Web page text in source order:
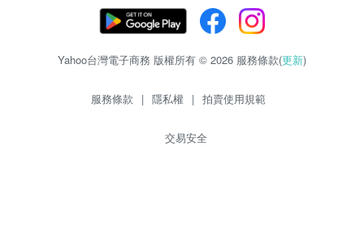
Yahoo台灣電子商務 版權所有 © 2026 服務條款(更新)
服務條款 | 隱私權 | 拍賣使用規範
交易安全